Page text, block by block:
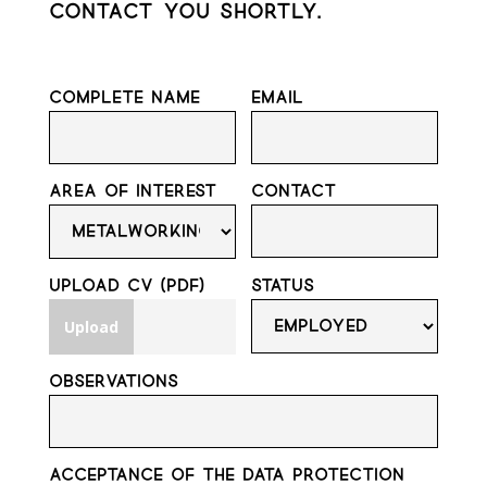
contact you shortly.
Complete Name Email
Area of interest Contact
Upload cv (pdf)
Upload
Status
Observations
ACCEPTANCE OF THE DATA PROTECTION